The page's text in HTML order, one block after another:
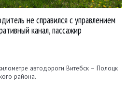
не справился с управлением
канал, пассажир
автодороги Витебск – Полоцк
района.